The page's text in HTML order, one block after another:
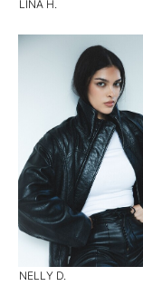
LINA H.
NELLY D.